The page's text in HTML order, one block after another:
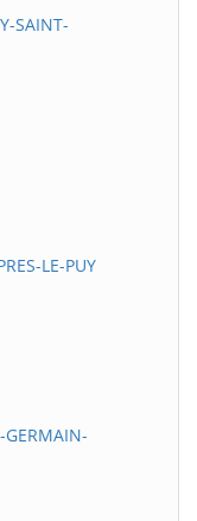
SAINT-
LE-PUY